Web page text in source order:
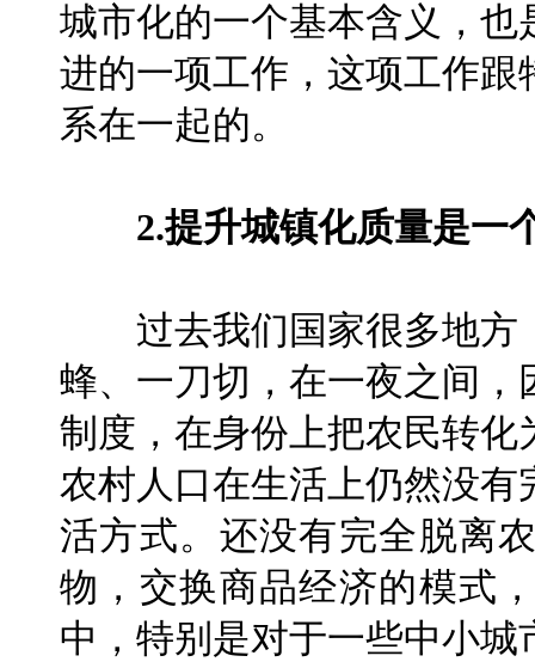
城市化的一个基本含义，
进的一项工作，这项工作
系在一起的。
2.提升城镇化质量是一
过去我们国家很多地方
蜂、一刀切，在一夜之间
制度，在身份上把农民转
农村人口在生活上仍然没
活方式。还没有完全脱离
物，交换商品经济的模式
中，特别是对于一些中小